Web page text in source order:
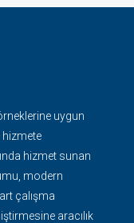
uygun
hizmete
hizmet sunan
modern
çalışma
aracılık